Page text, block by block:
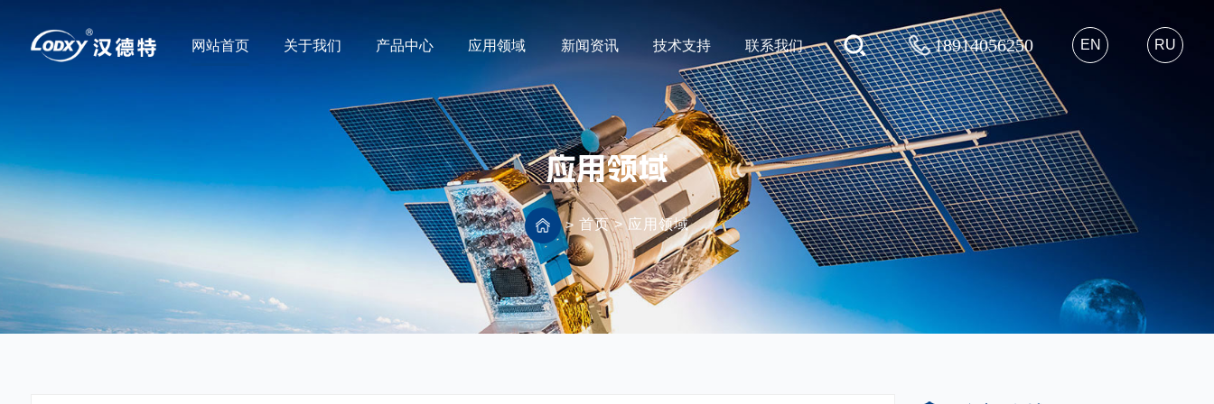
网站首页 关于我们 产品中心 应用领域 新闻资讯 技术支持 联系我们 18914056250 EN RU
应用领域
> 首页>应用领域